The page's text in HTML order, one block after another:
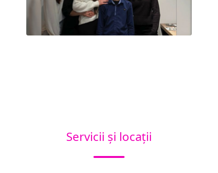
Servicii și locații